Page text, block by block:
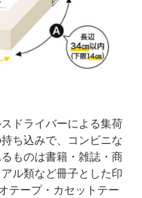
ドライバーによる集荷
ち込みで、コンビニな
ものは書籍・雑誌・商
ル類など冊子とした印
テープ・カセットテー